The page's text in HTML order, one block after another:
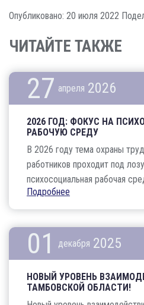
Опубликовано: 20 июля 2022
ЧИТАЙТЕ ТАКЖЕ
27 апреля 2026
2026 ГОД: ФОКУС НА
РАБОЧУЮ СРЕДУ
В 2026 году тема охраны
работников проходит под
психосоциальная рабочая
Подробнее
01 декабря 2025
НОВЫЙ УРОВЕНЬ
ТАМБОВСКОЙ ОБЛАСТИ!